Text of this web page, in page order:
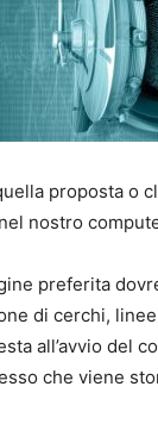
proposta o
nostro
preferita
di cerchi,
all’avvio del
che viene